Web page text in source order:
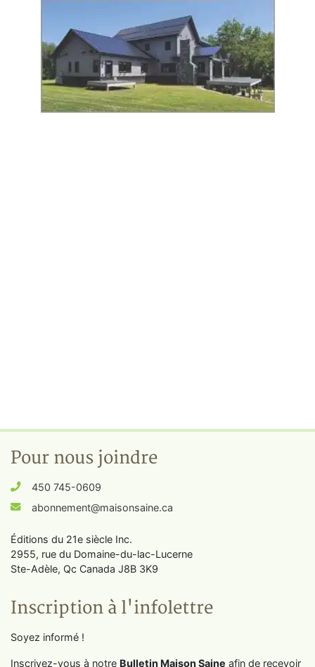
Pour nous joindre
450 745-0609
abonnement@maisonsaine.ca
Éditions du 21e siècle Inc.
2955, rue du Domaine-du-lac-Lucerne
Ste-Adèle, Qc Canada J8B 3K9
Inscription à l'infolettre
Soyez informé !
Inscrivez-vous à notre Bulletin Maison Saine afin de recevoir